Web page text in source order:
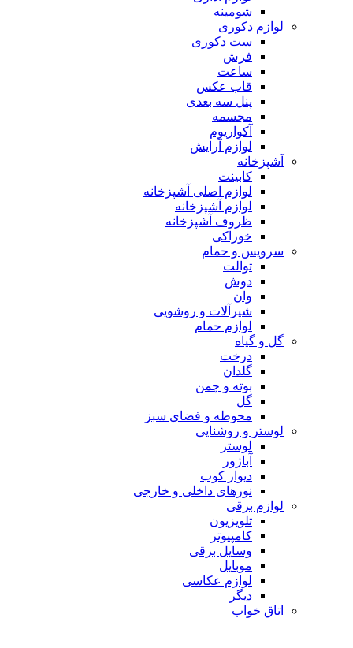
شومینه
لوازم دکوری
ست دکوری
فرش
ساعت
قاب عکس
پنل سه بعدی
مجسمه
آکواریوم
لوازم آرایش
آشپزخانه
کابینت
لوازم اصلی آشپزخانه
لوازم آشپزخانه
ظروف آشپزخانه
خوراکی
سرویس و حمام
توالت
دوش
وان
شیرآلات و روشویی
لوازم حمام
گل و گیاه
درخت
گلدان
بوته و چمن
گل
محوطه و فضای سبز
لوستر و روشنایی
لوستر
آباژور
دیوار کوب
نورهای داخلی و خارجی
لوازم برقی
تلویزیون
کامپیوتر
وسایل برقی
موبایل
لوازم عکاسی
دیگر
اتاق خواب